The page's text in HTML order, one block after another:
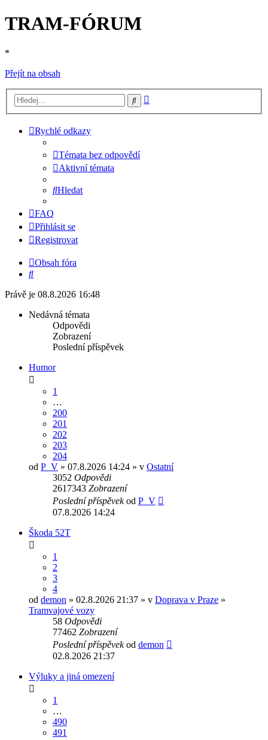
TRAM-FÓRUM
*
Přejít na obsah
Hledat
Rychlé odkazy
Témata bez odpovědí
Aktivní témata
Hledat
FAQ
Přihlásit se
Registrovat
Obsah fóra
Hledat
Právě je 08.8.2026 16:48
Nedávná témata
Odpovědi
Zobrazení
Poslední příspěvek
Humor
1
…
200
201
202
203
204
od P_V » 07.8.2026 14:24 » v Ostatní
3052 Odpovědi
2617343 Zobrazení
Poslední příspěvekod P_V
07.8.2026 14:24
Škoda 52T
1
2
3
4
od demon » 02.8.2026 21:37 » v Doprava v Praze »
Tramvajové vozy
58 Odpovědi
77462 Zobrazení
Poslední příspěvekod demon
02.8.2026 21:37
Výluky a jiná omezení
1
…
490
491